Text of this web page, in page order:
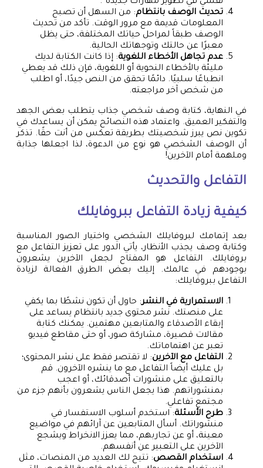
تحديث الوصف بانتظام: من السهل أن تصبح
المعلومات قديمة مع مرور الوقت. تأكد من تحديث
الوصف طبقاً لمراحل حياتك المختلفة، حتى يظل
معبرًا عن حالتك وتوجهاتك الحالية.
عدم تجاهل الأخطاء اللغوية: إذا كانت الكتابة لديك
مليئة بالأخطاء النحوية أو اللغوية، فإن ذلك قد يعطي
انطباعًا سلبيًا. دائمًا تحقق من النص جيدًا، أو اطلب
من شخص آخر مراجعته.
في النهاية، كتابة وصف شخصي جذاب يتطلب بعض الجهد
والتفكير العميق. واعتماد هذه النصائح يمكن أن يساعدك في
تكوين نص يبرز شخصيتك بطريقة تعكس من أنت حقًا. تذكر
أن الوصف الشخصي هو نوع من الدعوة، لذا اجعلها جذابة
وملهمة أمام الآخرين!
التفاعل والتحديث
كيفية زيادة التفاعل ببروفايلك
بعد إتمامك لبروفايلك الشخصي واختيار الصور المناسبة
وكتابة وصف يجذب الأنظار، يأتي الدور على تعزيز التفاعل مع
بروفايلك. التفاعل هو المفتاح لجعل الآخرين يشعرون
بوجودهم في عالمك. إليك بعض الطرق الفعالة لزيادة
التفاعل ببروفايلك:
الاستمرارية في النشر: حاول أن تكون نشطًا بما يكفي
على منصتك. نشر محتوى جديد بانتظام يساعد على
إبقاء الأصدقاء والمتابعين مهتمين. يمكنك كتابة
مقالات قصيرة، مشاركة صور، أو حتى مقاطع فيديو
تعبر عن اهتماماتك.
التفاعل مع الآخرين: لا تقتصر فقط على نشر المحتوى؛
بل عليك أيضاً التفاعل مع ما ينشره الآخرون. قم
بالتعليق على منشورات أصدقائك، أو اعجب
بمنشوراتهم. هذا يجعل الناس يشعرون بأنهم جزء من
مجتمع تفاعلي.
طرح الأسئلة: استخدم أسلوب الاستفسار في
منشوراتك. أسأل المتابعين عن آرائهم في مواضيع
معينة، أو عن تجاربهم، مما يعزز الانخراط ويشجع
الآخرين على التعبير عن أنفسهم.
استخدام القصص: تتيح لك العديد من المنصات، مثل